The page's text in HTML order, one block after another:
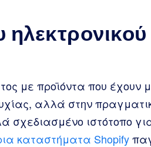
ηλεκτρονικού
με προϊόντα που έχουν
αλλά στην
σχεδιασμένο ιστότοπο
καταστήματα Shopify